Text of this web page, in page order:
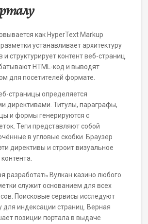
как HyperText Markup
разметки устанавливает архитектуру
структурирует контент веб-страниц.
HTML-код и выводят
для посетителей формате.
страницы определяется
директивами. Титулы, параграфы,
и формы генерируются с
Теги представляют собой
в угловые скобки. Браузер
директивы и строит визуальное
разработать Вулкан казино любого
служит основанием для всех
Поисковые сервисы исследуют
для индексации страниц. Верная
позиции портала в выдаче